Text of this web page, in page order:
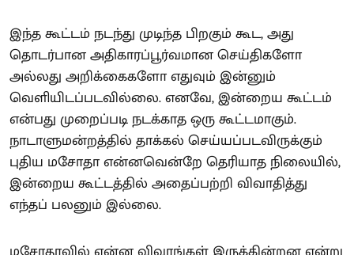
இந்த கூட்டம் நடந்து முடிந்த பிறகும் கூட, அது
தொடர்பான அதிகாரப்பூர்வமான செய்திகளோ
அல்லது அறிக்கைகளோ எதுவும் இன்னும்
வெளியிடப்படவில்லை. எனவே, இன்றைய கூட்டம்
என்பது முறைப்படி நடக்காத ஒரு கூட்டமாகும்.
நாடாளுமன்றத்தில் தாக்கல் செய்யப்படவிருக்கும்
புதிய மசோதா என்னவென்றே தெரியாத நிலையில்,
இன்றைய கூட்டத்தில் அதைப்பற்றி விவாதித்து
எந்தப் பலனும் இல்லை.